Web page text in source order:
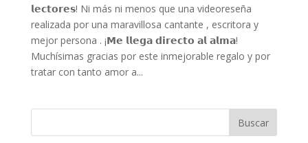
𝗹𝗲𝗰𝘁𝗼𝗿𝗲𝘀! Ni más ni menos que una videoreseña
realizada por una maravillosa cantante , escritora y
mejor persona . ¡𝗠𝗲 𝗹𝗹𝗲𝗴𝗮 𝗱𝗶𝗿𝗲𝗰𝘁𝗼 𝗮𝗹 𝗮𝗹𝗺𝗮!
Muchísimas gracias por este inmejorable regalo y por
tratar con tanto amor a...